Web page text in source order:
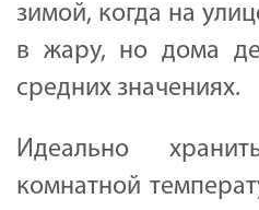
зимой, когда на
в жару, но дома
средних значениях.
Идеально
комнатной